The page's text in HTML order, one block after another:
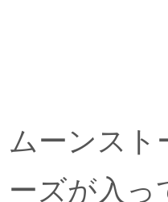
ムーンスト
ーズが入っ